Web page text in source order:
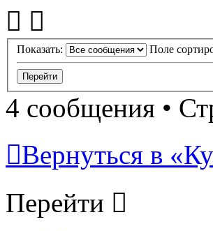
Показать: Поле
4 сообщения •
Вернуться в
Перейти